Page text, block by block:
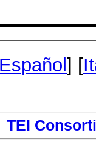
Español ] [
TEI